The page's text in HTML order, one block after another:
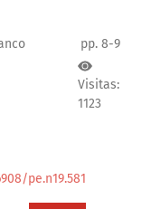
pp. 8-9
Visitas:
1123
pe.n19.581